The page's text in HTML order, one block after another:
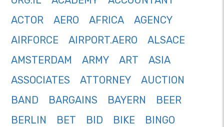
ACTOR
AERO AFRICA
AGENCY
AIRFORCE
AIRPORT.AERO
ALSACE
AMSTERDAM
ARMY ART
ASIA
ASSOCIATES
ATTORNEY
AUCTION
BAND
BARGAINS BAYERN
BEER
BERLIN
BET BID BIKE
BINGO